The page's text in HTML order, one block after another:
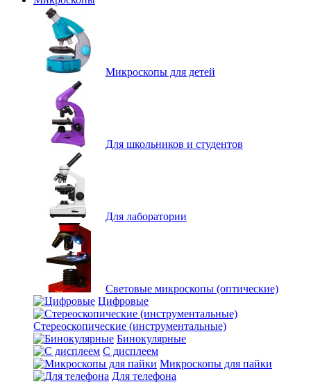
Микроскопы для детей
Для школьников и студентов
Для лаборатории
Световые микроскопы (оптические)
Цифровые
Стереоскопические (инструментальные)
Бинокулярные
С дисплеем
Микроскопы для пайки
Для телефона